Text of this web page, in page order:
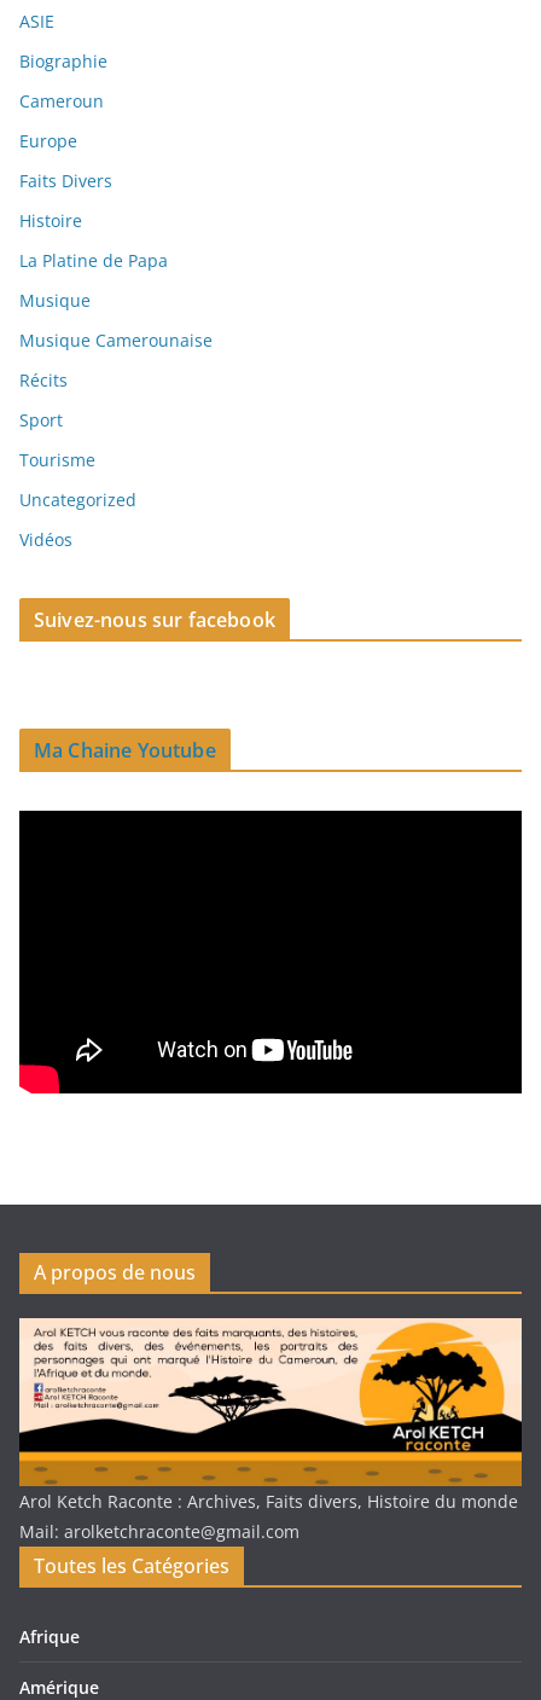
ASIE
Biographie
Cameroun
Europe
Faits Divers
Histoire
La Platine de Papa
Musique
Musique Camerounaise
Récits
Sport
Tourisme
Uncategorized
Vidéos
Suivez-nous sur facebook
Ma Chaine Youtube
A propos de nous
Arol Ketch Raconte : Archives, Faits divers, Histoire du monde
Mail: arolketchraconte@gmail.com
Toutes les Catégories
Afrique
Amérique